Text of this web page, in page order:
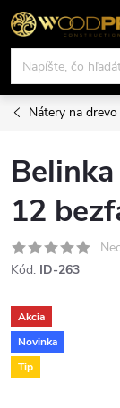
Prejsť
na
obsah
Nátery na drevo
12
Kód: ID-263
Akcia
Novinka
Tip